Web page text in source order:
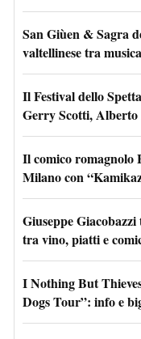
San Giùen & Sagra
valtellinese tra
Il Festival dello
Gerry Scotti,
Il comico romagnolo
Milano con
Giuseppe
tra vino, piatti e
I Nothing But
Dogs Tour”: info e